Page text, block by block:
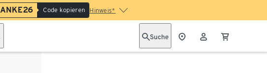
Code kopieren Hinweis*
Suche